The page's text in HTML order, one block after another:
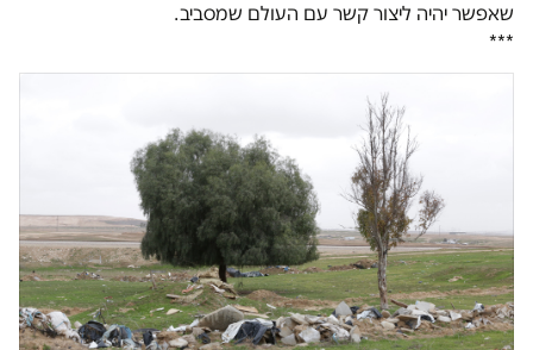
שאפשר יהיה ליצור קשר עם העולם שמסביב.
***